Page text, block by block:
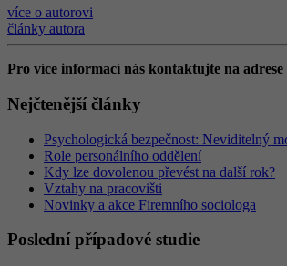
více o autorovi
články autora
Pro více informací nás kontaktujte na adrese
Nejčtenější články
Psychologická bezpečnost: Neviditelný
Role personálního oddělení
Kdy lze dovolenou převést na další rok?
Vztahy na pracovišti
Novinky a akce Firemního sociologa
Poslední případové studie